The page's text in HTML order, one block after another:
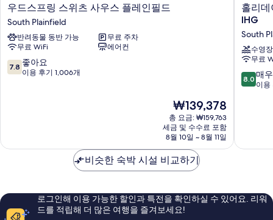
우
드
스
프
링
스
위
인
Plainfield
우드스프링 스위츠 사우스 플레인필드
South Plainfield
반려동물 동반 가능
무료 주차
무료 WiFi
에어컨
10
점
아
후
1,006
7.8 좋아요
이용 후기 1,006개
현
재
요
금
₩139,378
₩139,378
총 요금: ₩159,763
세금 및 수수료 포함
8월 10일 ~ 8월 11일
홀
리
이
인
사
우
스
피
웨
이
홀리
IHG
South
수영장
무료
10
점
매
요,
이
8.0 매
이용
비슷한 숙박 시설 비교하기
로그인해 이용 가능한 할인과 특전을 확인하실 수 있어요. 리워
드를 적립해 더 많은 여행을 즐겨보세요!